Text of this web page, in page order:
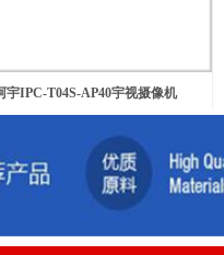
宇IPC-T04S-AP40宇视摄像机